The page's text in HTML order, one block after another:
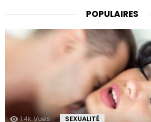
POPULAIRES
1.4k Vues SEXUALITÉ